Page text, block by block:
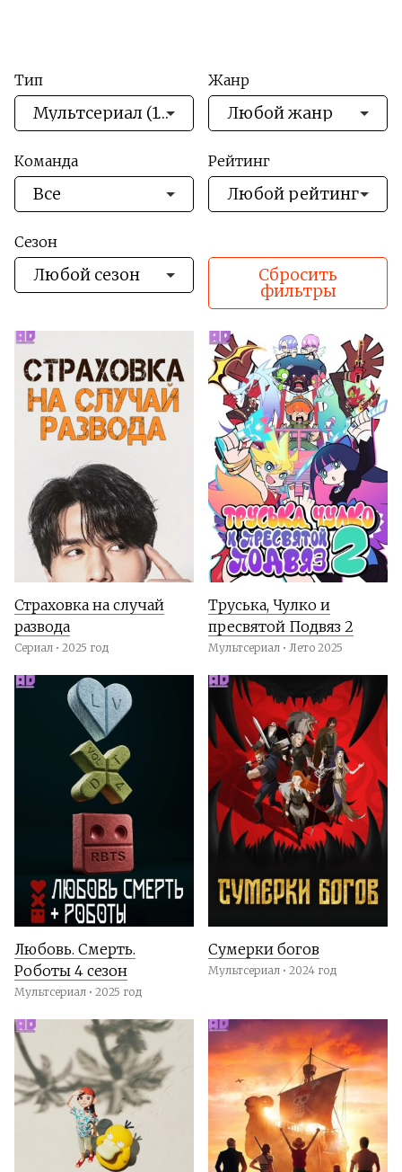
Тип
Мультсериал (10) , Сериал(17)
Жанр
Любой жанр
Команда
Все
Рейтинг
Любой рейтинг
Сезон
Любой сезон Сбросить
фильтры
Страховка на случай
развода
Сериал • 2025 год
Труська, Чулко и
пресвятой Подвяз 2
Мультсериал • Лето 2025
Любовь. Смерть.
Роботы 4 сезон
Мультсериал • 2025 год
Сумерки богов
Мультсериал • 2024 год